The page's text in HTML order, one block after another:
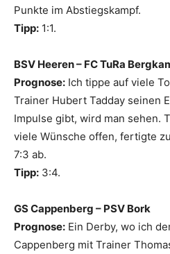
Punkte im Abstiegskampf.
Tipp: 1:1.
BSV Heeren – FC TuRa
Prognose: Ich tippe auf viele
Trainer Hubert Tadday seinen
Impulse gibt, wird man sehen.
viele Wünsche offen, fertigte
7:3 ab.
Tipp: 3:4.
GS Cappenberg – PSV Bork
Prognose: Ein Derby, wo ich
Cappenberg mit Trainer